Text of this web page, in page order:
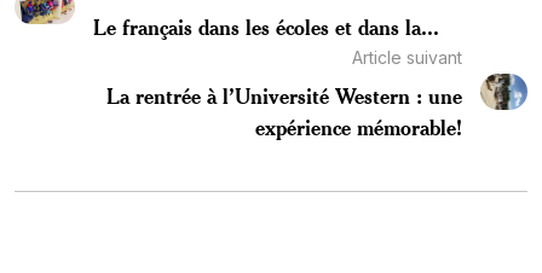
Le français dans les écoles et dans la...
Article suivant
La rentrée à l’Université Western : une
expérience mémorable!